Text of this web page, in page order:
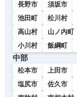
長野市 須坂市
池田町
松川村
高山村
山ノ内町
小川村
飯綱町
中部
松本市 上田市
塩尻市
佐久市